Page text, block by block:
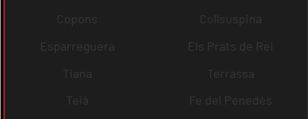
Copons
Collsuspina
Esparreguera
Els Prats de Rei
Tiana
Terrassa
Teià
Fe del Penedès